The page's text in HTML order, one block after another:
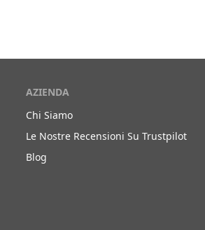
AZIENDA
Chi Siamo
Le Nostre Recensioni Su Trustpilot
Blog